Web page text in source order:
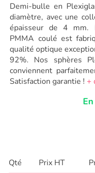
Demi-bulle en
diamètre, avec une
épaisseur de 4 mm.
PMMA coulé est
qualité optique
92%. Nos sphères
conviennent
Satisfaction garantie ! +
Qté Prix HT